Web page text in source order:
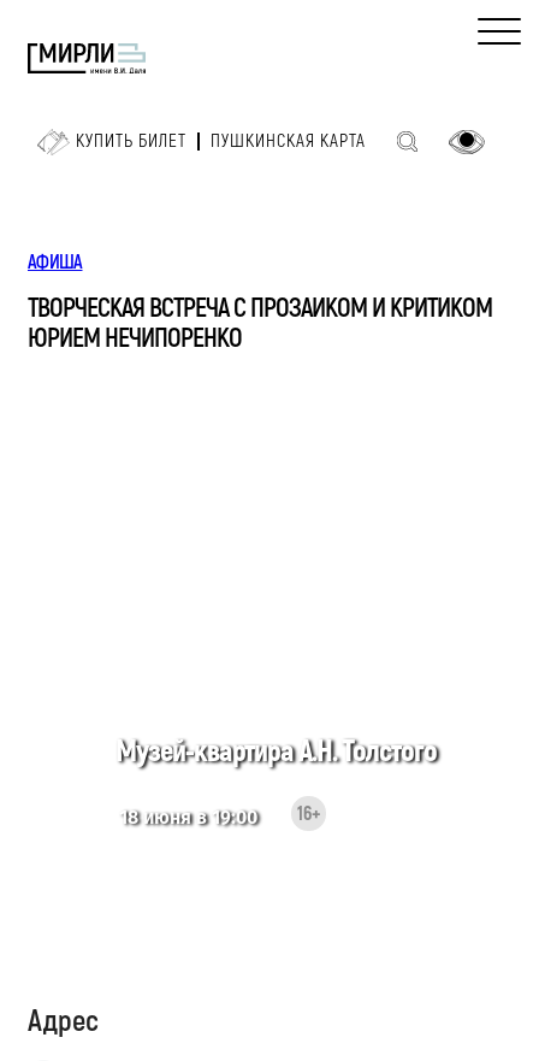
КУПИТЬ БИЛЕТ ПУШКИНСКАЯ КАРТА
АФИША
ТВОРЧЕСКАЯ ВСТРЕЧА С ПРОЗАИКОМ И КРИТИКОМ
ЮРИЕМ НЕЧИПОРЕНКО
Музей-квартира А.Н. Толстого
18 июня в 19:00 16+
Адрес